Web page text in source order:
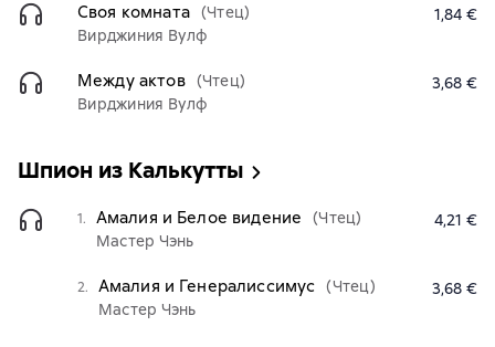
Своя комната (Чтец)
Вирджиния Вулф
1,84 €
Между актов (Чтец)
Вирджиния Вулф
3,68 €
Шпион из Калькутты
1. Амалия и Белое видение
(Чтец)
Мастер Чэнь
4,21 €
2. Амалия и Генералиссимус (Чтец)
Мастер Чэнь
3,68 €